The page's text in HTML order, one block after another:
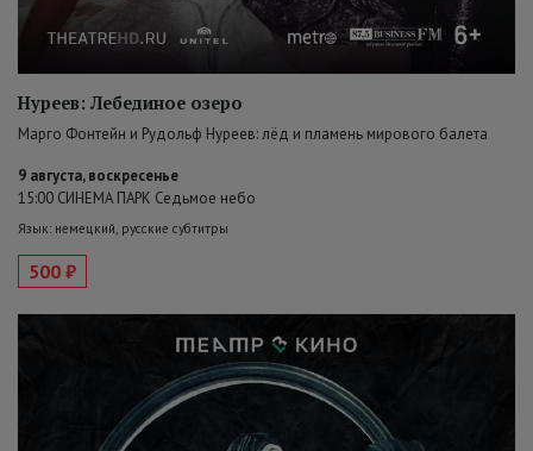
Нуреев: Лебединое озеро
Марго Фонтейн и Рудольф Нуреев: лёд и пламень мирового балета
9 августа, воскресенье
15:00 СИНЕМА ПАРК Седьмое небо
Язык: немецкий, русские субтитры
500 ₽